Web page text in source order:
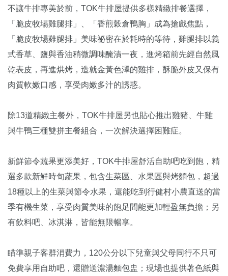
不讓牛排專美於前，TOK牛排屋提供多樣精緻排餐選擇，
「脆皮牧場雞腿排」、「香煎穀倉鴨胸」成為搶戲焦點，
「脆皮牧場雞腿排」美味祕密在於耗時的等待，雞腿排以義
式香草、鹽與香油稍微調味醃漬一夜，進烤箱前先經自然風
乾表皮，再進烘烤，造就金黃色澤的雞排，酥脆外皮又保有
肉質軟嫩口感，享受肉嫩多汁的誘惑。
除13道精緻主餐外，TOK牛排屋另也貼心推出雞豬、牛雞
與牛鴨三種雙拼主餐組合，一次解決選擇困難症。
新鮮節令蔬果更添美好，TOK牛排屋舒活自助吧吃到飽，精
選多款新鮮時旬蔬果，包含生菜區、水果區與烤麵包，超過
18種以上的生菜與節令水果，還能吃到行健村小農直送的當
季有機生菜，享受肉質美味的飽足間能更加輕盈無負擔；另
有飲料吧、冰淇淋，皆能無限暢享。
瞄準親子客群消費力，120公分以下兒童與父母同行不只可
免費享用自助吧，還贈送濃湯麵包盅；現場也提供著色紙與